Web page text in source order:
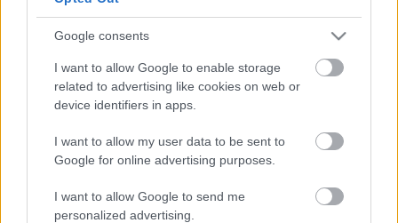
Google consents
I want to allow Google to enable storage
related to advertising like cookies on web or
device identifiers in apps.
I want to allow my user data to be sent to
Google for online advertising purposes.
I want to allow Google to send me
personalized advertising.
Make Some Noise-t és aToo Many Rappers
című
dalokatmár bemutattuk
melyet a Beastie Boys a rövidfilm közreadásával egy
időben tett fel SoundCloud-oldalára: